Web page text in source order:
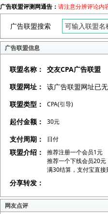
广告联盟评测网通告： 请注意分辨评论内
广告联盟搜索
广告联盟信息
联盟名称：
交友CPA广告联盟
联盟网址：
该广告联盟网址已
联盟类型：
CPA(引导)
起付金额： 30元
支付周期： 日付
联盟介绍：
推荐注册一个会员1元
推荐一个下线会员20元
满30结算，支付宝直接
分享转发：
网友点评